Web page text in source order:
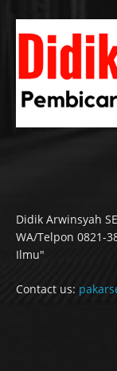
Didik Arwinsyah
WA/Telpon 0821-
Ilmu"
Contact us: